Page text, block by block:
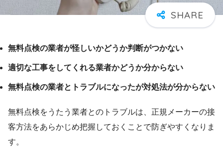
無料点検の業者が怪しいかどうか判断がつかない
適切な工事をしてくれる業者かどうか分からない
無料点検の業者とトラブルになったが対処法が分からない
無料点検をうたう業者とのトラブルは、正規メーカーの接
客方法をあらかじめ把握しておくことで防ぎやすくなりま
す。